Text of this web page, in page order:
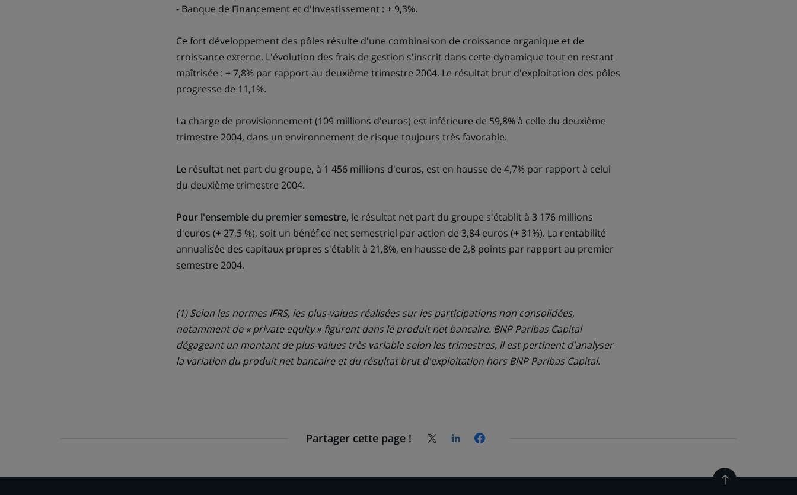
- Banque de Financement et d'Investissement : + 9,3%.
Ce fort développement des pôles résulte d'une combinaison de croissance organique et de
croissance externe. L'évolution des frais de gestion s'inscrit dans cette dynamique tout en restant
maîtrisée : + 7,8% par rapport au deuxième trimestre 2004. Le résultat brut d'exploitation des pôles
progresse de 11,1%.
La charge de provisionnement (109 millions d'euros) est inférieure de 59,8% à celle du deuxième
trimestre 2004, dans un environnement de risque toujours très favorable.
Le résultat net part du groupe, à 1 456 millions d'euros, est en hausse de 4,7% par rapport à celui
du deuxième trimestre 2004.
Pour l'ensemble du premier semestre, le résultat net part du groupe s'établit à 3 176 millions
d'euros (+ 27,5 %), soit un bénéfice net semestriel par action de 3,84 euros (+ 31%). La rentabilité
annualisée des capitaux propres s'établit à 21,8%, en hausse de 2,8 points par rapport au premier
semestre 2004.
(1) Selon les normes IFRS, les plus-values réalisées sur les participations non consolidées,
notamment de « private equity » figurent dans le produit net bancaire. BNP Paribas Capital
dégageant un montant de plus-values très variable selon les trimestres, il est pertinent d'analyser
la variation du produit net bancaire et du résultat brut d'exploitation hors BNP Paribas Capital.
Partager cette page !
Partagez
sur
Partagez
sur
Partagez
sur
Retour